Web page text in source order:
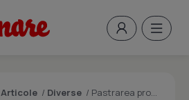
Articole / Diverse / Pastrarea produselor lactate